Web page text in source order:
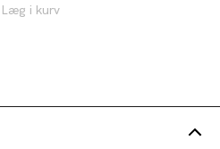
Læg i kurv